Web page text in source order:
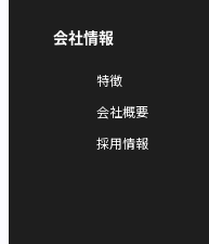
会社情報
特徴
会社概要
採用情報